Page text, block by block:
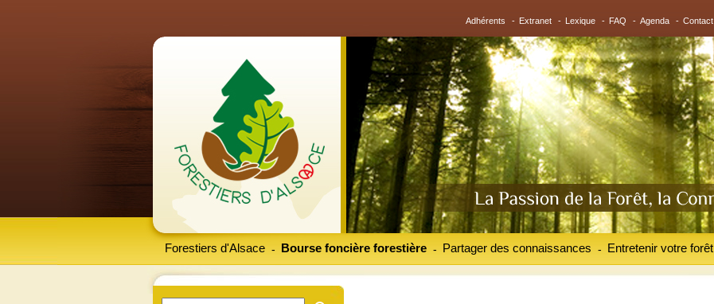
Adhérents - Extranet - Lexique - FAQ - Agenda - Contact
Forestiers d'Alsace Bourse foncière forestière
- Partager des connaissances
- Entretenir votre forêt
-